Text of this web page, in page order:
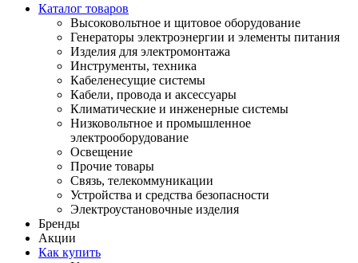
Каталог товаров
Высоковольтное и щитовое оборудование
Генераторы электроэнергии и элементы питания
Изделия для электромонтажа
Инструменты, техника
Кабеленесущие системы
Кабели, провода и аксессуары
Климатические и инженерные системы
Низковольтное и промышленное
электрооборудование
Освещение
Прочие товары
Связь, телекоммуникации
Устройства и средства безопасности
Электроустановочные изделия
Бренды
Акции
Как купить